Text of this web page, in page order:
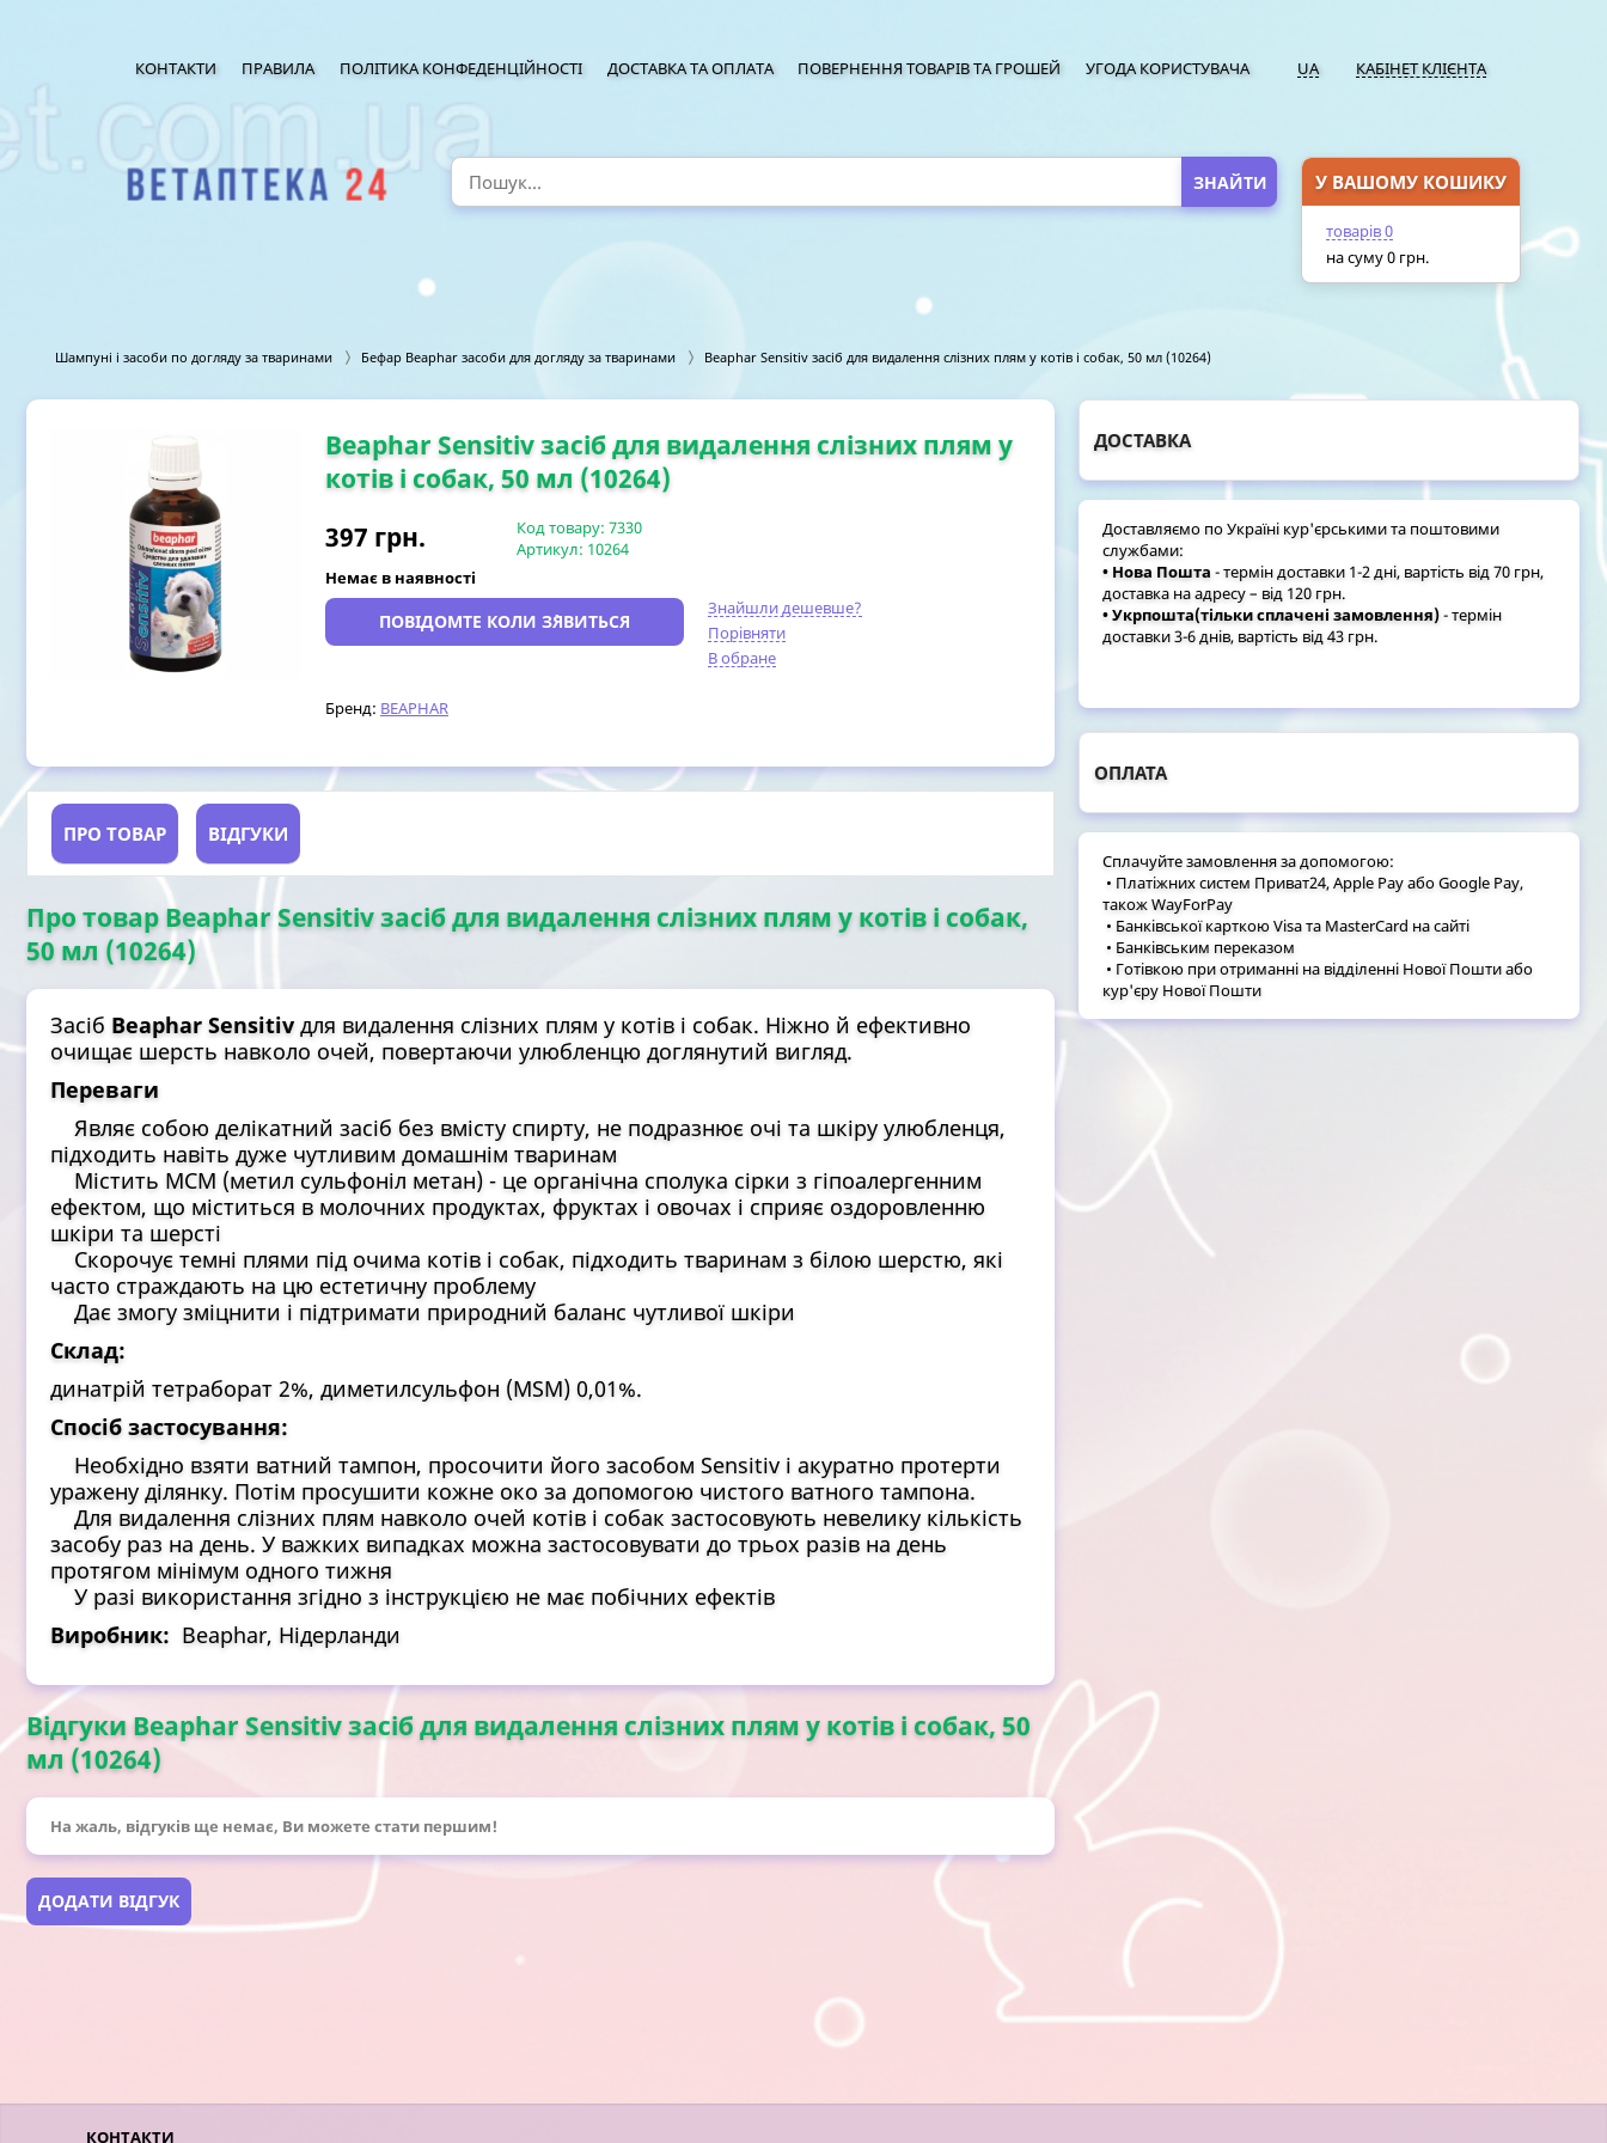
UA КАБІНЕТ КЛІЄНТА
КОНТАКТИ ПРАВИЛА ПОЛІТИКА КОНФЕДЕНЦІЙНОСТІ ДОСТАВКА ТА ОПЛАТА ПОВЕРНЕННЯ ТОВАРІВ ТА ГРОШЕЙ УГОДА КОРИСТУВАЧА
Шампуні і засоби по догляду за тваринами Бефар Beaphar засоби для догляду за тваринами Beaphar Sensitiv засіб для видалення слізних плям у котів і собак, 50 мл (10264)
Beaphar Sensitiv засіб для видалення слізних плям у
котів і собак, 50 мл (10264)
397 грн. Код товару: 7330
Артикул: 10264
Немає в наявності
ПОВІДОМТЕ КОЛИ З`ЯВИТЬСЯ
Знайшли дешевше?
Порівняти
В обране
Бренд: BEAPHAR
ПРО ТОВАР ВІДГУКИ
Про товар Beaphar Sensitiv засіб для видалення слізних плям у котів і собак,
50 мл (10264)
Засіб Beaphar Sensitiv для видалення слізних плям у котів і собак. Ніжно й ефективно
очищає шерсть навколо очей, повертаючи улюбленцю доглянутий вигляд.
Переваги
Являє собою делікатний засіб без вмісту спирту, не подразнює очі та шкіру улюбленця,
підходить навіть дуже чутливим домашнім тваринам
Містить МСМ (метил сульфоніл метан) - це органічна сполука сірки з гіпоалергенним
ефектом, що міститься в молочних продуктах, фруктах і овочах і сприяє оздоровленню
шкіри та шерсті
Скорочує темні плями під очима котів і собак, підходить тваринам з білою шерстю, які
часто страждають на цю естетичну проблему
Дає змогу зміцнити і підтримати природний баланс чутливої шкіри
Склад:
динатрій тетраборат 2%, диметилсульфон (MSM) 0,01%.
Спосіб застосування:
Необхідно взяти ватний тампон, просочити його засобом Sensitiv і акуратно протерти
уражену ділянку. Потім просушити кожне око за допомогою чистого ватного тампона.
Для видалення слізних плям навколо очей котів і собак застосовують невелику кількість
засобу раз на день. У важких випадках можна застосовувати до трьох разів на день
протягом мінімум одного тижня
У разі використання згідно з інструкцією не має побічних ефектів
Виробник: Beaphar, Нідерланди
Відгуки Beaphar Sensitiv засіб для видалення слізних плям у котів і собак, 50
мл (10264)
На жаль, відгуків ще немає, Ви можете стати першим!
ДОДАТИ ВІДГУК
ДОСТАВКА
Доставляємо по Україні кур'єрськими та поштовими
службами:
• Нова Пошта - термін доставки 1-2 дні, вартість від 70 грн,
доставка на адресу – від 120 грн.
• Укрпошта(тільки сплачені замовлення)- термін
доставки 3-6 днів, вартість від 43 грн.
ОПЛАТА
Сплачуйте замовлення за допомогою:
• Платіжних систем Приват24, Apple Pay або Google Pay,
також WayForPay
• Банківської карткою Visa та MasterCard на сайті
• Банківським переказом
• Готівкою при отриманні на відділенні Нової Пошти або
кур'єру Нової Пошти
У ВАШОМУ КОШИКУ
ПЕРЕЙТИ У КОШИК
товарів0
на суму0 грн.
КОНТАКТИ